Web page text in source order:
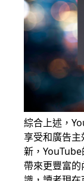
綜合上述，
享受和廣告
新，
帶來更豐富